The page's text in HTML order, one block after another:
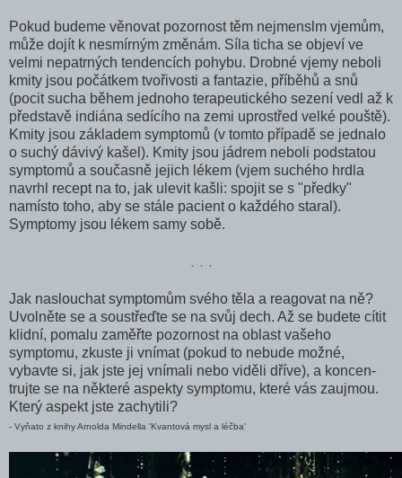
Pokud budeme věnovat pozornost těm nejmenslm vjemům,
může dojít k nesmírným změnám. Síla ticha se objeví ve
velmi nepatrných tendencích pohybu. Drobné vjemy neboli
kmity jsou počátkem tvoři­vosti a fantazie, příběhů a snů
(pocit sucha během jednoho terapeutického sezení vedl až k
představě indiána sedícího na zemi uprostřed velké pouště).
Kmity jsou základem symptomů (v tomto případě se jednalo
o suchý dávivý kašel). Kmity jsou jádrem neboli podstatou
symptomů a současně jejich lékem (vjem suchého hrdla
navrhl recept na to, jak ulevit kašli: spojit se s "předky"
namísto toho, aby se stále pacient o každého staral).
Symptomy jsou lékem samy sobě.
. . .
Jak naslouchat symptomům svého těla a reagovat na ně?
Uvolněte se a soustřeďte se na svůj dech. Až se bu­dete cítit
klidní, pomalu zaměřte pozornost na oblast vaše­ho
symptomu, zkuste ji vnímat (pokud to nebude možné,
vybavte si, jak jste jej vnímali nebo viděli dříve), a koncen­
trujte se na některé aspekty symptomu, které vás zaujmou.
Který aspekt jste zachytili?
- Vyňato z knihy Arnolda Mindella 'Kvantová mysl a léčba'